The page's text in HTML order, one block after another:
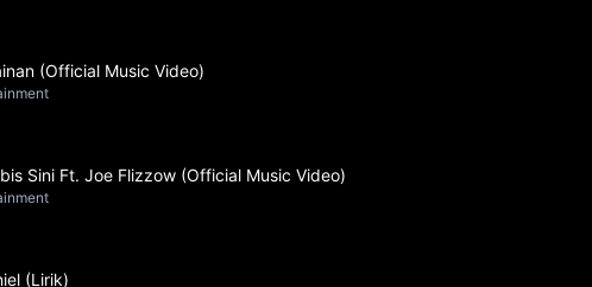
(Official Music Video)
Sini Ft. Joe Flizzow (Official Music Video)
(Lirik)